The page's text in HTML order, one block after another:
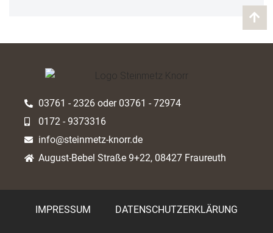
03761 - 2326 oder 03761 - 72974
0172 - 9373316
info@steinmetz-knorr.de
August-Bebel Straße 9+22, 08427 Fraureuth
IMPRESSUM DATENSCHUTZERKLÄRUNG